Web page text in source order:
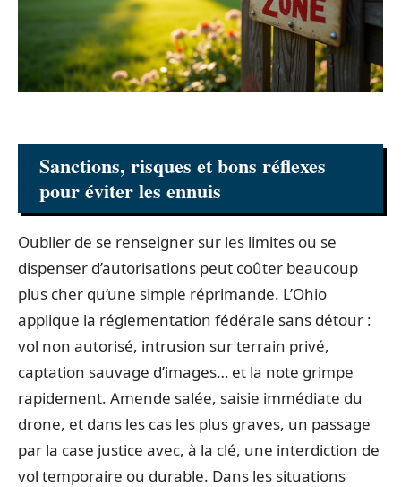
Sanctions, risques et bons réflexes
pour éviter les ennuis
Oublier de se renseigner sur les limites ou se
dispenser d’autorisations peut coûter beaucoup
plus cher qu’une simple réprimande. L’Ohio
applique la réglementation fédérale sans détour :
vol non autorisé, intrusion sur terrain privé,
captation sauvage d’images… et la note grimpe
rapidement. Amende salée, saisie immédiate du
drone, et dans les cas les plus graves, un passage
par la case justice avec, à la clé, une interdiction de
vol temporaire ou durable. Dans les situations